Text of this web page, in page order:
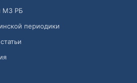
МЗ РБ
периодики